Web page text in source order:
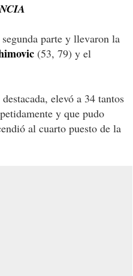
parte y llevaron la
(53, 79) y el
elevó a 34 tantos
y que pudo
al cuarto puesto de la